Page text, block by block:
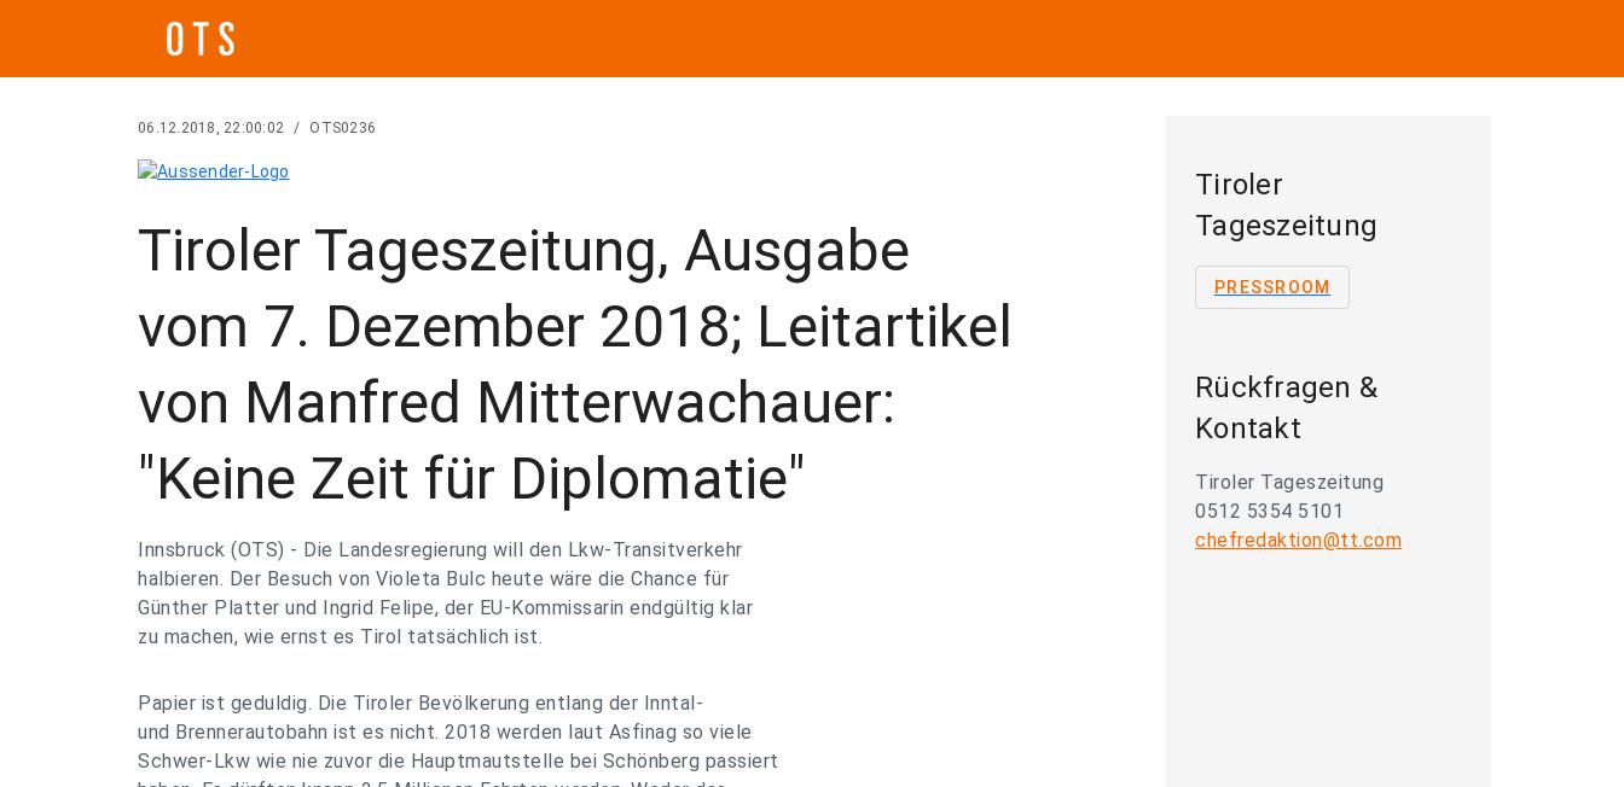
06.12.2018, 22:00:02 / OTS0236
Tiroler Tageszeitung, Ausgabe
vom 7. Dezember 2018; Leitartikel
von Manfred Mitterwachauer:
"Keine Zeit für Diplomatie"
Innsbruck (OTS) - Die Landesregierung will den Lkw-Transitverkehr
halbieren. Der Besuch von Violeta Bulc heute wäre die Chance für
Günther Platter und Ingrid Felipe, der EU-Kommissarin endgültig klar
zu machen, wie ernst es Tirol tatsächlich ist.
Papier ist geduldig. Die Tiroler Bevölkerung entlang der Inntal-
und Brennerautobahn ist es nicht. 2018 werden laut Asfinag so viele
Schwer-Lkw wie nie zuvor die Hauptmautstelle bei Schönberg passiert
Tiroler
Tageszeitung
PRESSROOM
Rückfragen &
Kontakt
Tiroler Tageszeitung
0512 5354 5101
chefredaktion@tt.com